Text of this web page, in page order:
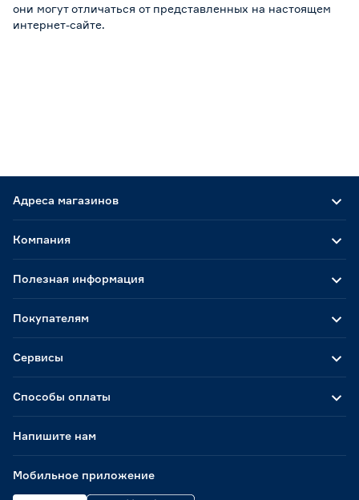
они могут отличаться от представленных на настоящем
интернет-сайте.
Адреса магазинов
Способы оплаты
Мобильное приложение
Компания
Полезная информация
Покупателям
Сервисы
Напишите нам